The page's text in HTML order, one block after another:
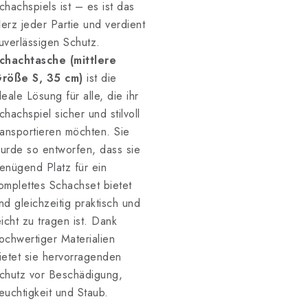
ist – es ist das
jeder Partie und verdient
Schutz.
(mittlere
S, 35 cm) ist die
Lösung für alle, die ihr
sicher und stilvoll
möchten. Sie
so entworfen, dass sie
Platz für ein
Schachset bietet
gleichzeitig praktisch und
zu tragen ist. Dank
Materialien
sie hervorragenden
vor Beschädigung,
und Staub.